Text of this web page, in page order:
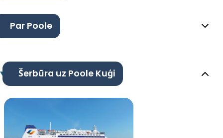
Par Poole
Šerbūra uz Poole Kuģi